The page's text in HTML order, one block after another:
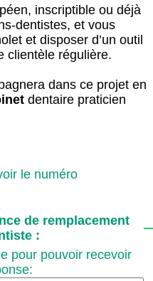
inscriptible ou déjà
dentistes, et vous
et disposer d’un outil
clientèle régulière.
dans ce projet en
dentaire praticien
le numéro
de remplacement
:
pour pouvoir recevoir